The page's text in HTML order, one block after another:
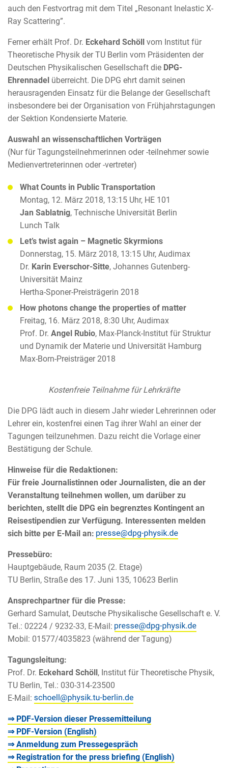
auch den Festvortrag mit dem Titel „Resonant Inelastic X-
Ray Scattering”.
Ferner erhält Prof. Dr. Eckehard Schöll vom Institut für
Theoretische Physik der TU Berlin vom Präsidenten der
Deutschen Physikalischen Gesellschaft die DPG-
Ehrennadel überreicht. Die DPG ehrt damit seinen
herausragenden Einsatz für die Belange der Gesellschaft
insbesondere bei der Organisation von Frühjahrstagungen
der Sektion Kondensierte Materie.
Auswahl an wissenschaftlichen Vorträgen
(Nur für Tagungsteilnehmerinnen oder -teilnehmer sowie
Medienvertreterinnen oder -vertreter)
What Counts in Public Transportation
Montag, 12. März 2018, 13:15 Uhr, HE 101
Jan Sablatnig, Technische Universität Berlin
Lunch Talk
Let’s twist again – Magnetic Skyrmions
Donnerstag, 15. März 2018, 13:15 Uhr, Audimax
Dr. Karin Everschor-Sitte, Johannes Gutenberg-
Universität Mainz
Hertha-Sponer-Preisträgerin 2018
How photons change the properties of matter
Freitag, 16. März 2018, 8:30 Uhr, Audimax
Prof. Dr. Angel Rubio, Max-Planck-Institut für Struktur
und Dynamik der Materie und Universität Hamburg
Max-Born-Preisträger 2018
Kostenfreie Teilnahme für Lehrkräfte
Die DPG lädt auch in diesem Jahr wieder Lehrerinnen oder
Lehrer ein, kostenfrei einen Tag ihrer Wahl an einer der
Tagungen teilzunehmen. Dazu reicht die Vorlage einer
Bestätigung der Schule.
Hinweise für die Redaktionen:
Für freie Journalistinnen oder Journalisten, die an der
Veranstaltung teilnehmen wollen, um darüber zu
berichten, stellt die DPG ein begrenztes Kontingent an
Reisestipendien zur Verfügung. Interessenten melden
sich bitte per E-Mail an:
Pressebüro:
Hauptgebäude, Raum 2035 (2. Etage)
TU Berlin, Straße des 17. Juni 135, 10623 Berlin
Ansprechpartner für die Presse:
Gerhard Samulat, Deutsche Physikalische Gesellschaft e. V.
Tel.: 02224 / 9232-33, E-Mail:
Mobil: 01577/4035823 (während der Tagung)
Tagungsleitung:
Prof. Dr. Eckehard Schöll, Institut für Theoretische Physik,
TU Berlin, Tel.: 030-314-23500
E-Mail:
⇒ PDF-Version dieser Pressemitteilung
⇒ PDF-Version (English)
⇒ Anmeldung zum Pressegespräch
⇒ Registration for the press briefing (English)